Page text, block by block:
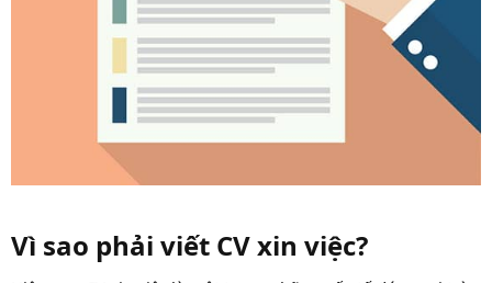
Vì sao phải viết CV xin việc?​